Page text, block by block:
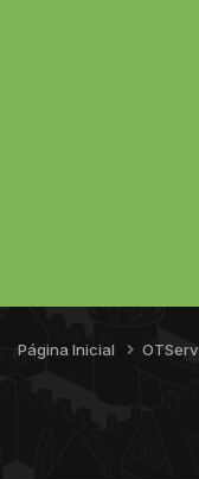
Página Inicial OTServ